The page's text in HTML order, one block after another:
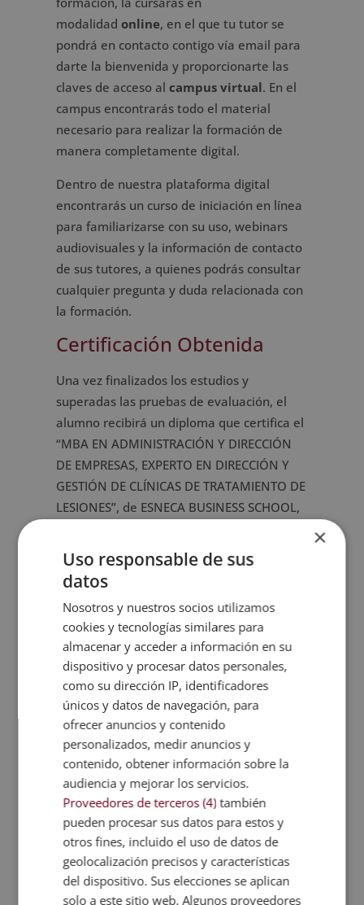
modalidad online, en el que tu tutor se
pondrá en contacto contigo vía email para
darte la bienvenida y proporcionarte las
claves de acceso al campus virtual. En el
campus encontrarás todo el material
necesario para realizar la formación de
manera completamente digital.
Dentro de nuestra plataforma digital
encontrarás un curso de iniciación en línea
para familiarizarse con su uso, webinars
audiovisuales y la información de contacto
de sus tutores, a quienes podrás consultar
cualquier pregunta y duda relacionada con
la formación.
Certificación Obtenida
Una vez finalizados los estudios y
superadas las pruebas de evaluación, el
alumno recibirá un diploma que certifica el
“MBA EN ADMINISTRACIÓN Y DIRECCIÓN
DE EMPRESAS, EXPERTO EN DIRECCIÓN Y
GESTIÓN DE CLÍNICAS DE TRATAMIENTO DE
LESIONES”, de ESNECA BUSINESS SCHOOL,
la CECAP y AEEN, máximas instituciones
españolas en formación y de calidad.
Los diplomas, además, llevan el sello de
Notario Europeo, que da fe de la validez,
contenidos y autenticidad del título a nivel
nacional e internacional.
Ficha formativa
Puede descargar aquí la ficha formativa
MBA en Administración y Dirección de
Empresas, experto en Dirección y Gestión
de Clínicas de Tratamiento de Lesiones.
*El contenido se encuentra orientado hacia la
adquisición de formación teórica complementaria.
Esta formación no conduce a la obtención de una
titulación oficial.
×
Uso responsable de sus
datos
Nosotros y nuestros socios utilizamos
cookies y tecnologías similares para
almacenar y acceder a información en su
dispositivo y procesar datos personales,
como su dirección IP, identificadores
únicos y datos de navegación, para
ofrecer anuncios y contenido
personalizados, medir anuncios y
contenido, obtener información sobre la
audiencia y mejorar los servicios.
Proveedores de terceros (4) también
pueden procesar sus datos para estos y
otros fines, incluido el uso de datos de
geolocalización precisos y características
del dispositivo. Sus elecciones se aplican
solo a este sitio web. Algunos proveedores